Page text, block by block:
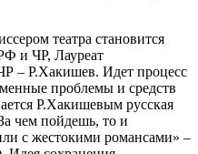
театра становится
и ЧР, Лауреат
– Р.Хакишев. Идет процесс
проблемы и средств
Р.Хакишевым русская
чем пойдешь, то и
с жестокими романсами» –